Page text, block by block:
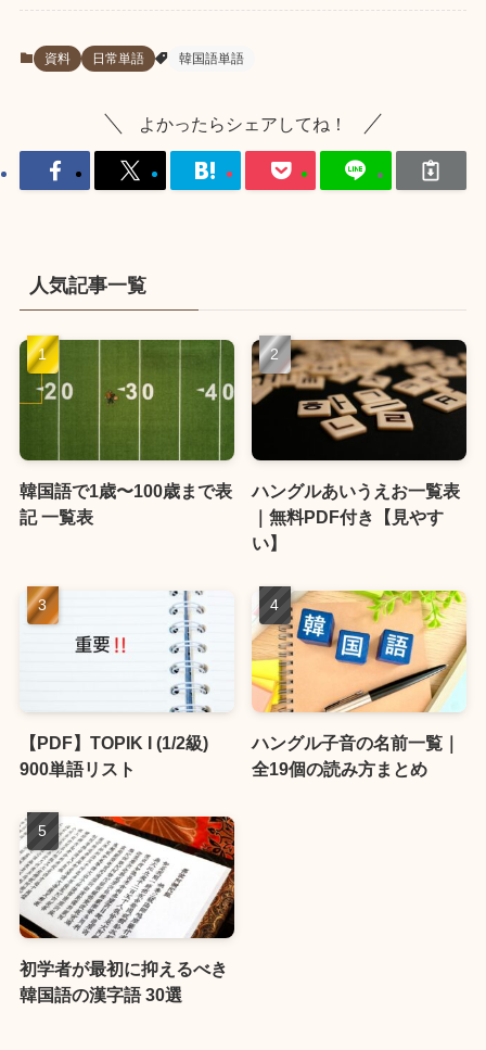
資料 日常単語 韓国語単語
よかったらシェアしてね！
人気記事一覧
韓国語で1歳〜100歳まで表
記 一覧表
ハングルあいうえお一覧表
｜無料PDF付き【見やす
い】
【PDF】TOPIK I (1/2級)
900単語リスト
ハングル子音の名前一覧｜
全19個の読み方まとめ
初学者が最初に抑えるべき
韓国語の漢字語 30選